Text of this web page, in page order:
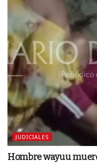
JUDICIALES
Hombre wayuu